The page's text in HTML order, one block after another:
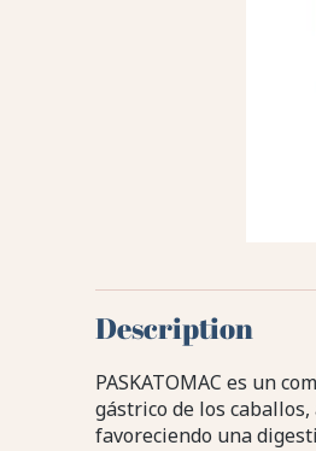
Description
PASKATOMAC es un
gástrico de los
favoreciendo una